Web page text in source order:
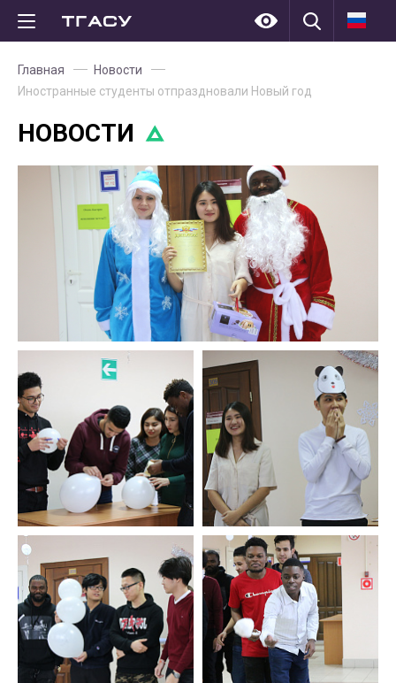
Главная
Новости
Иностранные студенты отпраздновали Новый год
НОВОСТИ